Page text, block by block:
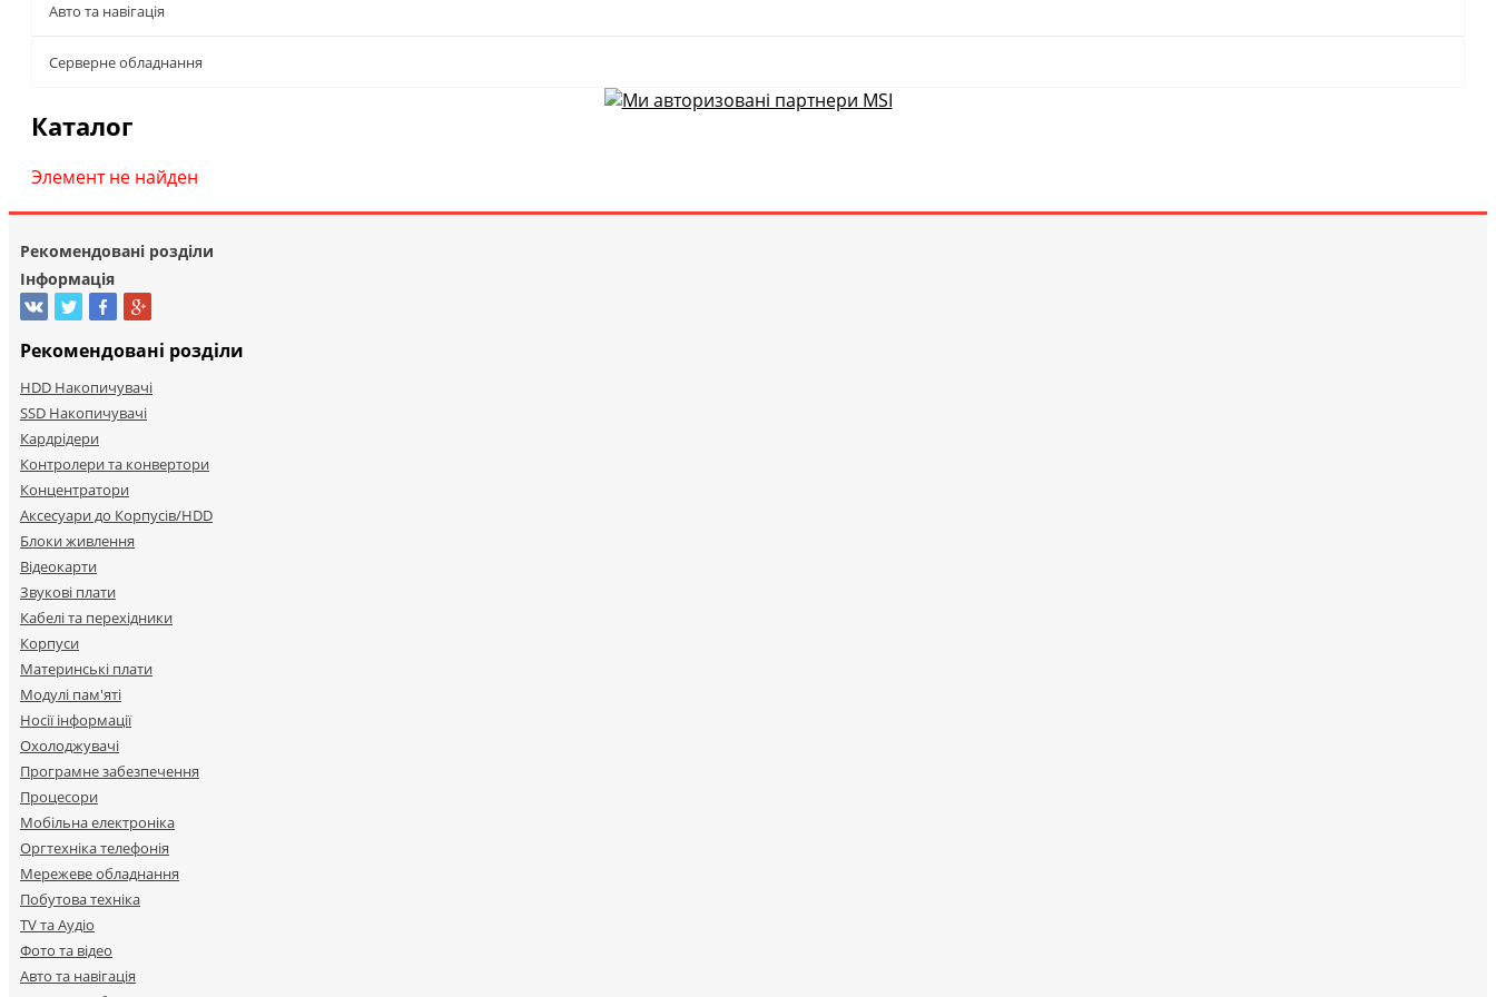
Авто та навігація
Серверне обладнання
Каталог
Элемент не найден
Рекомендовані розділи
Інформація
Рекомендовані розділи
HDD Накопичувачі
SSD Накопичувачі
Кардрідери
Контролери та конвертори
Концентратори
Аксесуари до Корпусів/HDD
Блоки живлення
Відеокарти
Звукові плати
Кабелі та перехідники
Корпуси
Материнські плати
Модулі пам'яті
Носії інформації
Охолоджувачі
Програмне забезпечення
Процесори
Мобільна електроніка
Оргтехніка телефонія
Мережеве обладнання
Побутова техніка
TV та Аудіо
Фото та відео
Авто та навігація